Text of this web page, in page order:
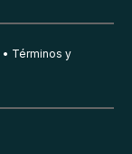
Términos y